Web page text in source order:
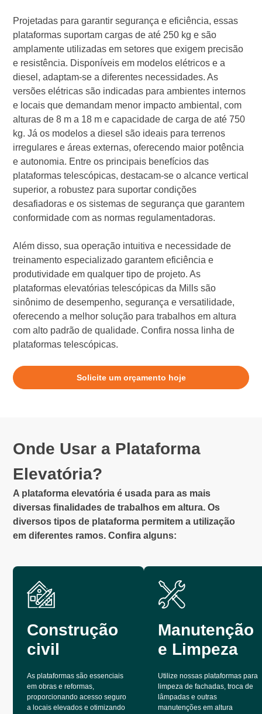
Projetadas para garantir segurança e eficiência, essas
plataformas suportam cargas de até 250 kg e são
amplamente utilizadas em setores que exigem precisão
e resistência. Disponíveis em modelos elétricos e a
diesel, adaptam-se a diferentes necessidades. As
versões elétricas são indicadas para ambientes internos
e locais que demandam menor impacto ambiental, com
alturas de 8 m a 18 m e capacidade de carga de até 750
kg. Já os modelos a diesel são ideais para terrenos
irregulares e áreas externas, oferecendo maior potência
e autonomia. Entre os principais benefícios das
plataformas telescópicas, destacam-se o alcance vertical
superior, a robustez para suportar condições
desafiadoras e os sistemas de segurança que garantem
conformidade com as normas regulamentadoras.
Além disso, sua operação intuitiva e necessidade de
treinamento especializado garantem eficiência e
produtividade em qualquer tipo de projeto. As
plataformas elevatórias telescópicas da Mills são
sinônimo de desempenho, segurança e versatilidade,
oferecendo a melhor solução para trabalhos em altura
com alto padrão de qualidade. Confira nossa linha de
plataformas telescópicas.
Solicite um orçamento hoje
Onde Usar a Plataforma
Elevatória?
A plataforma elevatória é usada para as mais
diversas finalidades de trabalhos em altura. Os
diversos tipos de plataforma permitem a utilização
em diferentes ramos. Confira alguns:
Construção
civil
As plataformas são essenciais
em obras e reformas,
proporcionando acesso seguro
a locais elevados e otimizando
Manutenção
e Limpeza
Utilize nossas plataformas para
limpeza de fachadas, troca de
lâmpadas e outras
manutenções em altura